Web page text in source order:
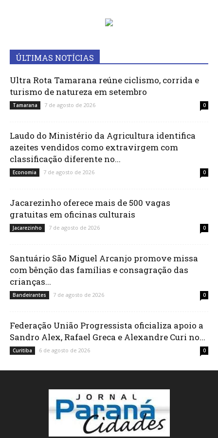
ÚLTIMAS NOTÍCIAS
Ultra Rota Tamarana reúne ciclismo, corrida e
turismo de natureza em setembro
Tamarana 7 de agosto de 2026 0
Laudo do Ministério da Agricultura identifica
azeites vendidos como extravirgem com
classificação diferente no...
Economia 7 de agosto de 2026 0
Jacarezinho oferece mais de 500 vagas
gratuitas em oficinas culturais
Jacarezinho 7 de agosto de 2026 0
Santuário São Miguel Arcanjo promove missa
com bênção das famílias e consagração das
crianças...
Bandeirantes 7 de agosto de 2026 0
Federação União Progressista oficializa apoio a
Sandro Alex, Rafael Greca e Alexandre Curi no...
Curitiba 6 de agosto de 2026 0